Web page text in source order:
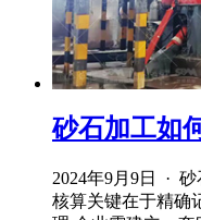
砂石加工如
2024年9月9日 ·
核算关键在于精确